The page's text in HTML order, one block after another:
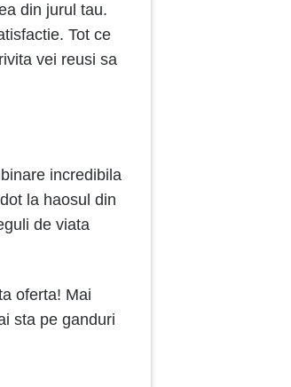
din jurul tau.
Tot ce
vei reusi sa
incredibila
la haosul din
de viata
oferta! Mai
sta pe ganduri